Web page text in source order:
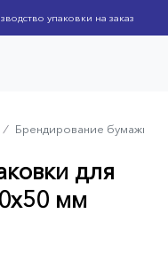
упаковки на заказ
⁄ Брендирование бумажных
для
мм